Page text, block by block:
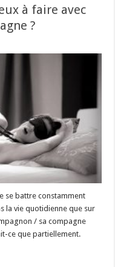
à faire avec
?
se battre constamment
la vie quotidienne que sur
/ sa compagne
ce que partiellement.